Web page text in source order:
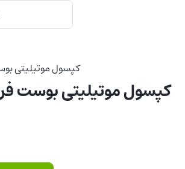
کپسول موتیلیتی بوست